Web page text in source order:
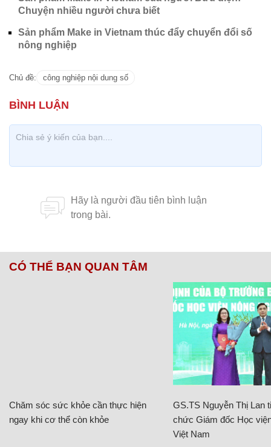
Chuyện nhiều người chưa biết
Sản phẩm Make in Vietnam thúc đẩy chuyển đổi số
nông nghiệp
Chủ đề: công nghiệp nội dung số
CÓ THỂ BẠN QUAN TÂM
Chăm sóc sức khỏe cần thực hiện
ngay khi cơ thể còn khỏe
GS.TS Nguyễn Thị Lan
chức Giám đốc Học
Việt Nam